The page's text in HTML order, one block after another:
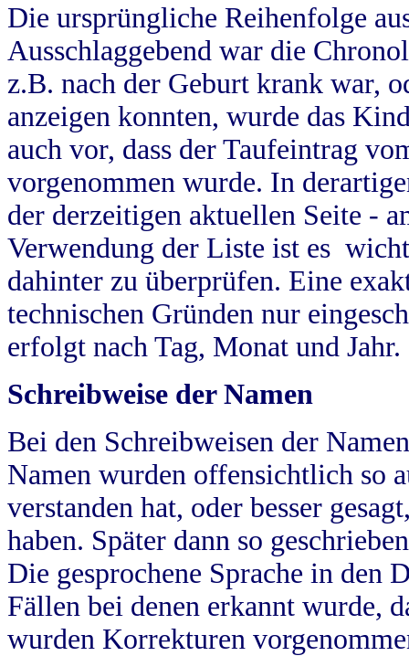
Die ursprüngliche Reihenfolge
Ausschlaggebend war die
z.B. nach der Geburt krank war,
anzeigen konnten, wurde das
auch vor, dass der Taufeintrag
vorgenommen wurde. In
der derzeitigen aktuellen Seite -
Verwendung der Liste ist es
dahinter zu überprüfen. Eine
technischen Gründen nur
erfolgt nach Tag, Monat und Jahr.
Schreibweise der Namen
Bei den Schreibweisen der
Namen wurden offensichtlich so
verstanden hat, oder besser
haben. Später dann so
Die gesprochene Sprache in
Fällen bei denen erkannt wurde,
wurden Korrekturen